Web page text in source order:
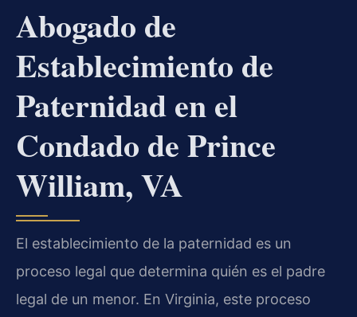
Abogado de
Establecimiento de
Paternidad en el
Condado de Prince
William, VA
El establecimiento de la paternidad es un
proceso legal que determina quién es el padre
legal de un menor. En Virginia, este proceso